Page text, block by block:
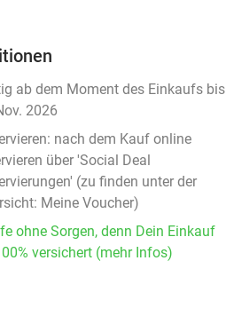
ab dem Moment des Einkaufs bis
2026
nach dem Kauf online
über 'Social Deal
(zu finden unter der
Meine Voucher)
ohne Sorgen, denn Dein Einkauf
versichert (mehr Infos)